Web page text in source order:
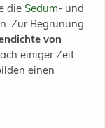
die Sedum- und
Zur Begrünung
von
einiger Zeit
einen